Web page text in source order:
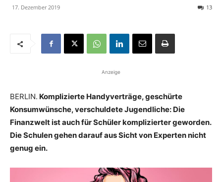
17. Dezember 2019 13
Anzeige
BERLIN. Komplizierte Handyverträge, geschürte
Konsumwünsche, verschuldete Jugendliche: Die
Finanzwelt ist auch für Schüler komplizierter geworden.
Die Schulen gehen darauf aus Sicht von Experten nicht
genug ein.